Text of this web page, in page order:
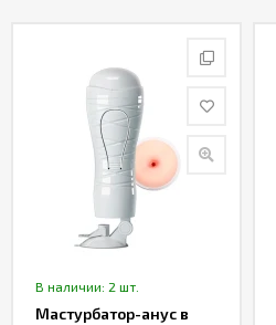
В наличии: 2 шт.
Мастурбатор-анус в